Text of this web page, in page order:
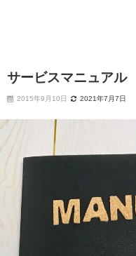
サービスマニュアル
2015年9月10日 2021年7月7日